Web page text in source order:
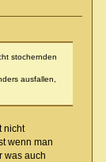
stochernden
ausfallen,
nicht
wenn man
was auch